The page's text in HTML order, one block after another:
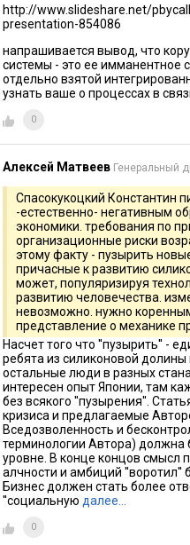
в Афганистане, Ираке,
как «Вьетнамский
фактор обеспечил
военные расходы, и
в него. США, в
промышленные компании, что
последствий
от кризиса. При
сектора реальной
от используемых в
экономического кризиса
метода.
в качестве принципа
экономикой.
исходящий от принципа
рисунке №1. Владельца
олигарх, скупив, и
только получением
расходов на
могут входить
до сталелитейных и
реального сектора
что можно, он покупает:
http://www.slideshare.net/
presentation-854086
напрашивается вывод, что
системы - это ее имманентное
отдельно взятой
узнать ваше о процессах в
0
Алексей Матвеев Генеральный
Спасокукоцкий Константин
-естественно- негативным
экономики. требования по
организационные риски
этому факту - пузырить
причасные к развитию
может, популяризируя
развитию человечества.
невозможно. нужно
представление о механике
Насчет того что ''пузырить'' -
ребята из силиконовой
остальные люди в разных
интересен опыт Японии, там
без всякого ''пузырения''.
кризиса и предлагаемые
Вседозволенность и
терминологии Автора) должна
уровне. В конце концов смысл
алчности и амбиций ''воротил''
Бизнес должен стать более
''социальную далее…
0